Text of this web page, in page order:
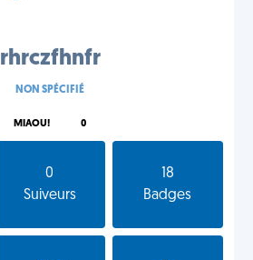
rhrczfhnfr
NON SPÉCIFIÉ
MIAOU! 0
0
Suiveurs
18
Badges